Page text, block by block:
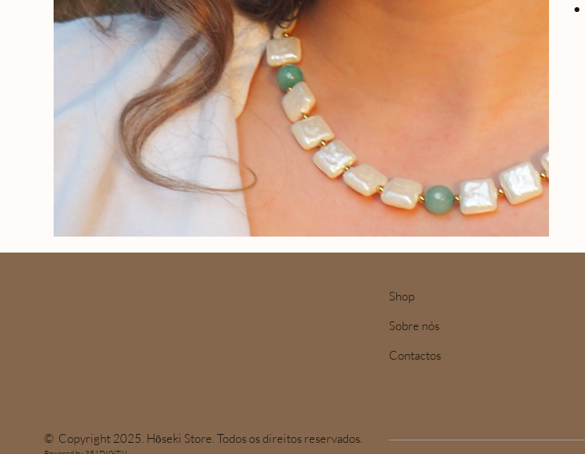
© Copyright 2025. Hōseki Store. Todos os direitos reservados.
Shop
Sobre nós
Contactos